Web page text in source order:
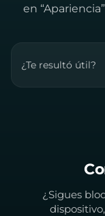
en “Apariencia”
¿Te resultó útil?
¿Sigues